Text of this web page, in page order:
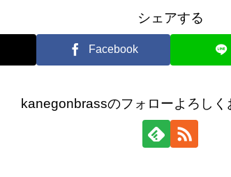
シェアする
Facebook
kanegonbrassのフォローよろしく